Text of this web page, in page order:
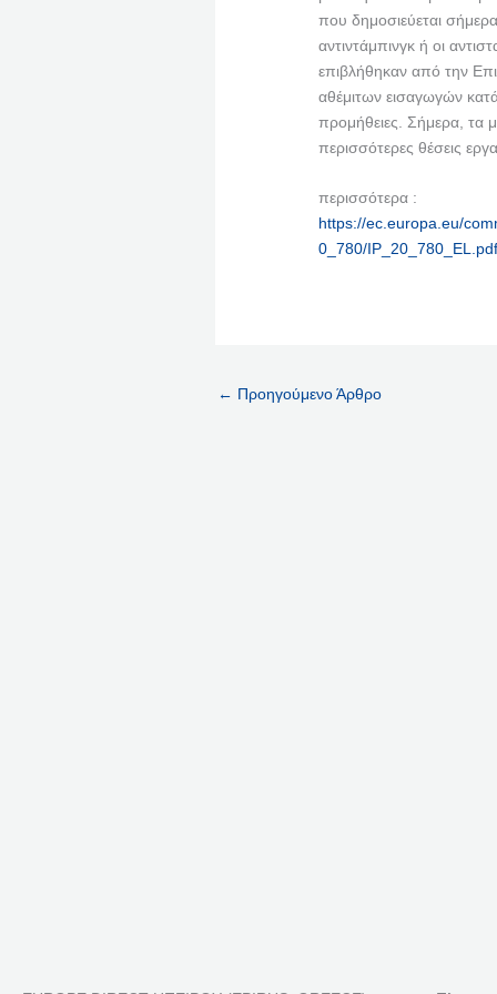
που δημοσιεύεται
αντιντάμπινγκ ή οι
επιβλήθηκαν από την
αθέμιτων εισαγωγών
προμήθειες. Σήμερα, τα
περισσότερες θέσεις
περισσότερα :
https://ec.europa.eu/
0_780/IP_20_780_EL.pdf
← Προηγούμενο Άρθρο